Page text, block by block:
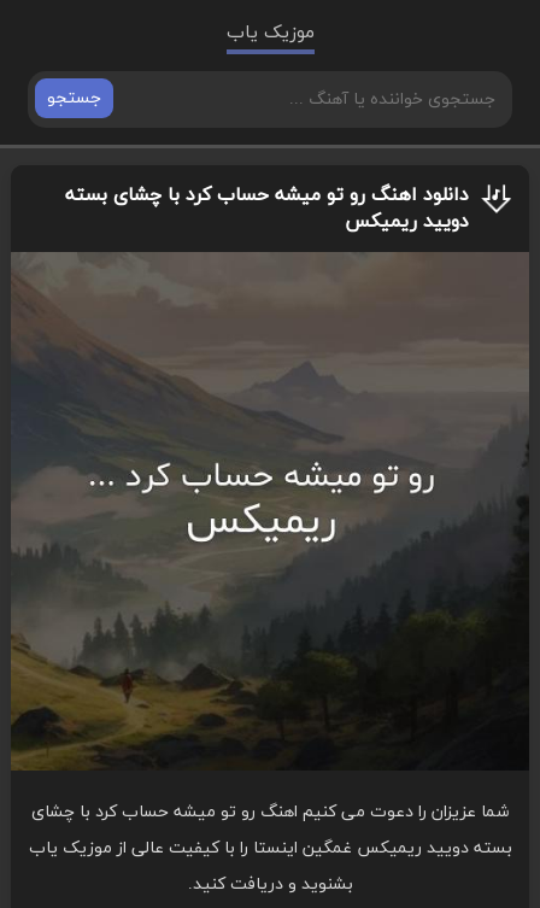
موزیک یاب
جستجو
دانلود اهنگ رو تو میشه حساب کرد با چشای بسته
دویید ریمیکس
شما عزیزان را دعوت می کنیم اهنگ رو تو میشه حساب کرد با چشای
بسته دویید ریمیکس غمگین اینستا را با کیفیت عالی از موزیک یاب
بشنوید و دریافت کنید.